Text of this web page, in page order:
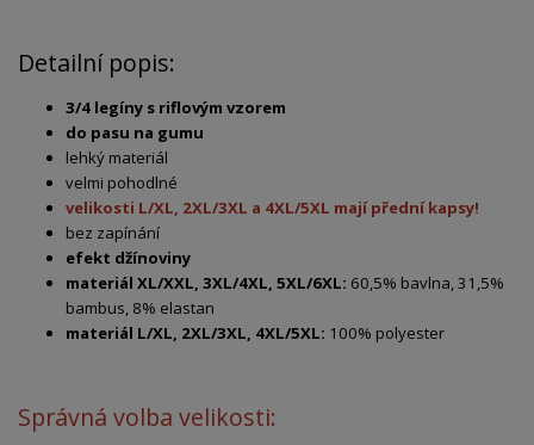
Detailní popis:
3/4 legíny s riflovým vzorem
do pasu na gumu
lehký materiál
velmi pohodlné
velikosti L/XL, 2XL/3XL a 4XL/5XL mají přední kapsy!
bez zapínání
efekt džínoviny
materiál XL/XXL, 3XL/4XL, 5XL/6XL: 60,5% bavlna, 31,5%
bambus, 8% elastan
materiál L/XL, 2XL/3XL, 4XL/5XL: 100% polyester
Správná volba velikosti: